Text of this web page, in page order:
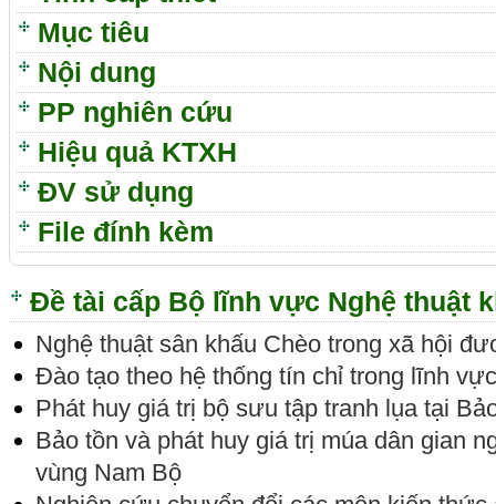
Mục tiêu
Nội dung
PP nghiên cứu
Hiệu quả KTXH
ĐV sử dụng
File đính kèm
Đề tài cấp Bộ lĩnh vực Nghệ thuật
Nghệ thuật sân khấu Chèo trong xã hội
Đào tạo theo hệ thống tín chỉ trong lĩnh
Phát huy giá trị bộ sưu tập tranh lụa tại
Bảo tồn và phát huy giá trị múa dân gian
vùng Nam Bộ